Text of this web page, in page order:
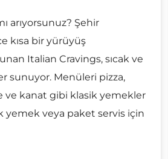
arıyorsunuz? Şehir
kısa bir yürüyüş
Italian Cravings, sıcak ve
sunuyor. Menüleri pizza,
ve kanat gibi klasik yemekler
yemek veya paket servis için